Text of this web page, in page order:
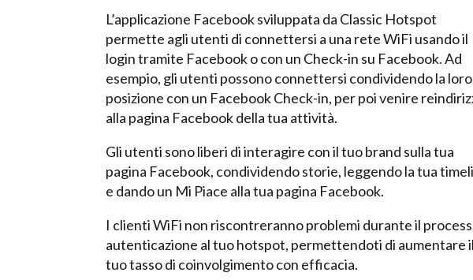
L’applicazione Facebook sviluppata da Classic Hotspot
permette agli utenti di connettersi a una rete WiFi usando il
login tramite Facebook o con un Check-in su Facebook. Ad
esempio, gli utenti possono connettersi condividendo la loro
posizione con un Facebook Check-in, per poi venire
alla pagina Facebook della tua attività.
Gli utenti sono liberi di interagire con il tuo brand sulla tua
pagina Facebook, condividendo storie, leggendo la tua
e dando un Mi Piace alla tua pagina Facebook.
I clienti WiFi non riscontreranno problemi durante il
autenticazione al tuo hotspot, permettendoti di aumentare il
tuo tasso di coinvolgimento con efficacia.